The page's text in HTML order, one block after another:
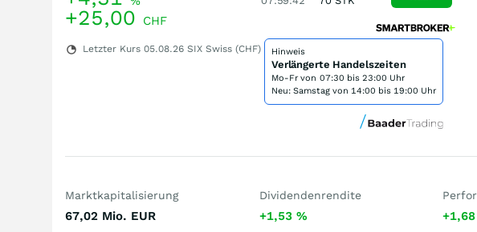
+25,00 CHF
Letzter Kurs 05.08.26 SIX Swiss (CHF) Hinweis
Verlängerte Handelszeiten
Mo-Fr von 07:30 bis 23:00 Uhr
Neu: Samstag von 14:00 bis 19:00 Uhr
Marktkapitalisierung
67,02 Mio. EUR
Dividendenrendite
+1,53 % +1,68